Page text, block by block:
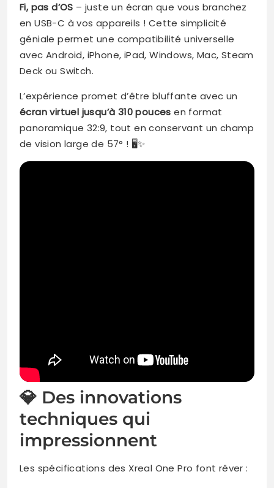
Fi, pas d’OS – juste un écran que vous branchez
en USB-C à vos appareils ! Cette simplicité
géniale permet une compatibilité universelle
avec Android, iPhone, iPad, Windows, Mac, Steam
Deck ou Switch.
L’expérience promet d’être bluffante avec un
écran virtuel jusqu’à 310 pouces en format
panoramique 32:9, tout en conservant un champ
de vision large de 57° ! 🖥️✨
💎 Des innovations
techniques qui
impressionnent
Les spécifications des Xreal One Pro font rêver :